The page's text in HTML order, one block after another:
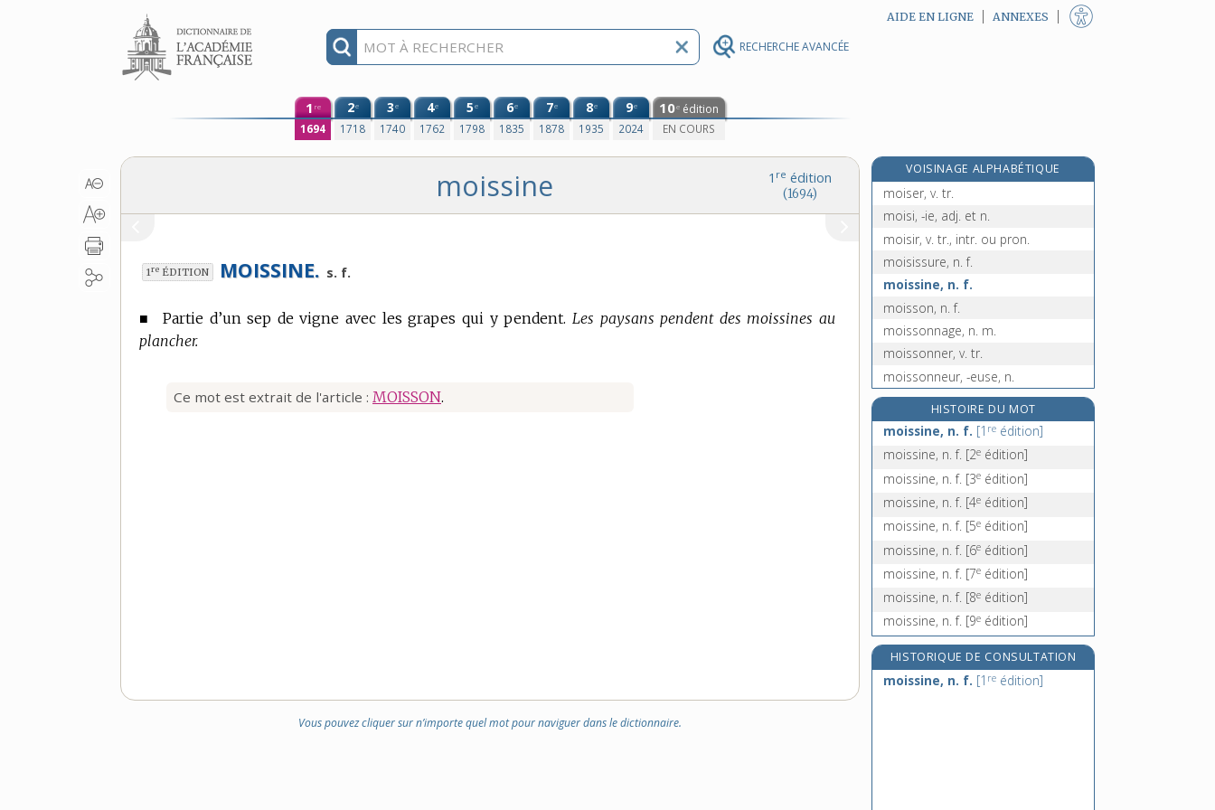
RECHERCHE AVANCÉE
Aller au contenu AIDE EN LIGNE ANNEXES
1 re
1694
2e
1718
3e
1740
4e
1762
5e
1798
6e
1835
7e
1878
8e
1935
9e
2024
10e édition
EN COURS
1 re édition
(1694)
moissine
1re ÉDITION MOISSINE. s. f.
■ Partie d’un sep de vigne avec les grapes qui y pendent. Les paysans pendent des moissines au
plancher.
Ce mot est extrait de l'article : MOISSON.
Vous pouvez cliquer sur n’importe quel mot pour naviguer dans le dictionnaire.
VOISINAGE ALPHABÉTIQUE
moïse, n. m.
moiser, v. tr.
moisi, -ie, adj. et n.
moisir, v. tr., intr. ou pron.
moisissure, n. f.
moissine, n. f.
moisson, n. f.
moissonnage, n. m.
moissonner, v. tr.
moissonneur, -euse, n.
moissonneuse-batteuse-lieuse, n.
f.
moite, adj.
moiteur, n. f.
moitié, n. f.
moitié-moitié, loc. adv.
HISTOIRE DU MOT
moissine, n. f. [1 re édition]
moissine, n. f. [2e édition]
moissine, n. f. [3e édition]
moissine, n. f. [4e édition]
moissine, n. f. [5e édition]
moissine, n. f. [6e édition]
moissine, n. f. [7e édition]
moissine, n. f. [8e édition]
moissine, n. f. [9e édition]
HISTORIQUE DE CONSULTATION
moissine, n. f. [1 re édition]